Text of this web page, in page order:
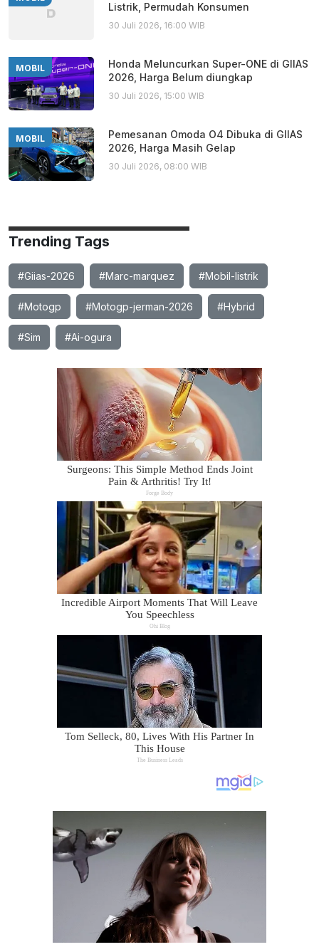
Listrik, Permudah Konsumen
30 Juli 2026, 16:00 WIB
MOBIL
Honda Meluncurkan Super-ONE di GIIAS
2026, Harga Belum diungkap
30 Juli 2026, 15:00 WIB
MOBIL
Pemesanan Omoda O4 Dibuka di GIIAS
2026, Harga Masih Gelap
30 Juli 2026, 08:00 WIB
Trending Tags
#Giias-2026 #Marc-marquez #Mobil-listrik
#Motogp #Motogp-jerman-2026 #Hybrid
#Sim #Ai-ogura